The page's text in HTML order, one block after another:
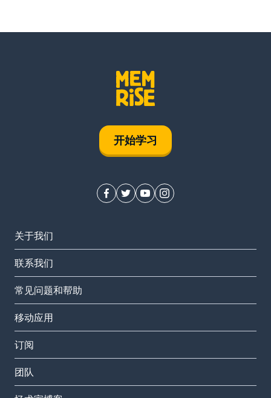
开始学习
关于我们
联系我们
常见问题和帮助
移动应用
订阅
团队